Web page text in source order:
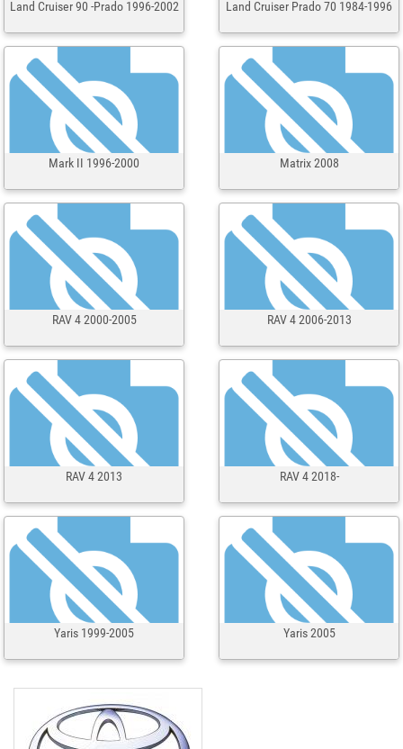
Land Cruiser 90 -Prado 1996-2002 Land Cruiser Prado 70 1984-1996
Mark II 1996-2000 Matrix 2008
RAV 4 2000-2005 RAV 4 2006-2013
RAV 4 2013 RAV 4 2018-
Yaris 1999-2005 Yaris 2005